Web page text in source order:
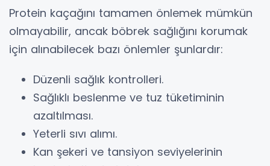
Protein kaçağını tamamen önlemek mümkün
olmayabilir, ancak böbrek sağlığını korumak
için alınabilecek bazı önlemler şunlardır:
Düzenli sağlık kontrolleri.
Sağlıklı beslenme ve tuz tüketiminin
azaltılması.
Yeterli sıvı alımı.
Kan şekeri ve tansiyon seviyelerinin